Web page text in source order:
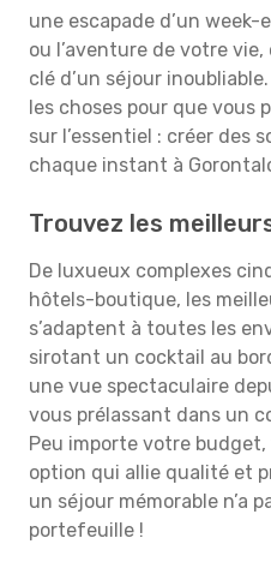
une escapade d’un week-
ou l’aventure de votre
clé d’un séjour
les choses pour que vous
sur l’essentiel : créer des
chaque instant à
Trouvez les
De luxueux complexes
hôtels-boutique, les
s’adaptent à toutes les
sirotant un cocktail au
une vue spectaculaire
vous prélassant dans un
Peu importe votre
option qui allie qualité et
un séjour mémorable n’a
portefeuille !